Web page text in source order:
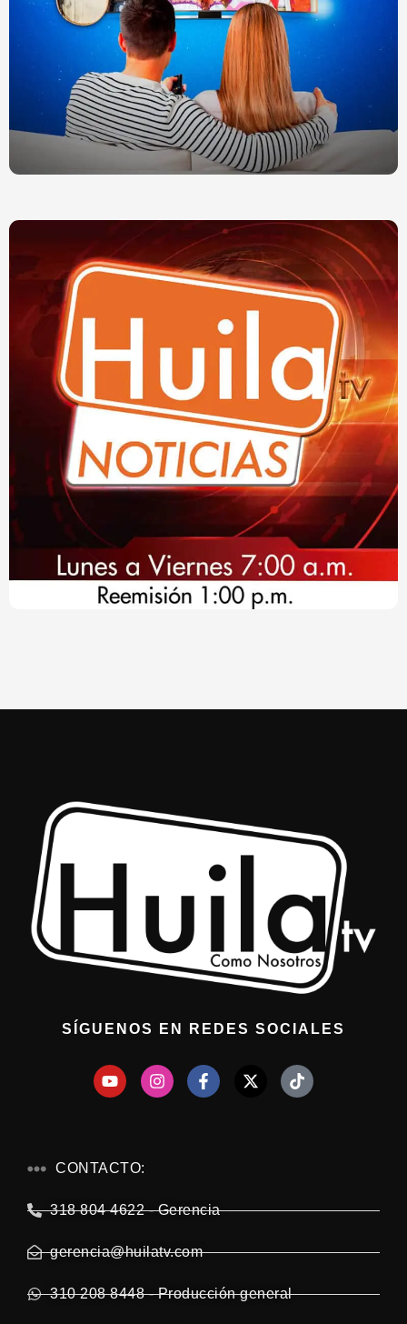
SÍGUENOS EN REDES SOCIALES
CONTACTO:
318 804 4622 - Gerencia
gerencia@huilatv.com
310 208 8448 - Producción general